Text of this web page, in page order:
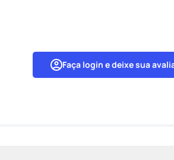
Faça login e deixe sua